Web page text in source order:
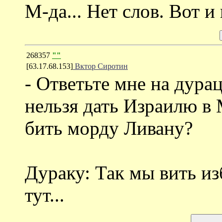
М-да... Нет слов. Вот и
268357 ""
[63.17.68.153] Вктор Сиротин
- Ответьте мне на
нельзя дать Израилю
бить морду Ливану?
Дураку: Так мы вить
тут...